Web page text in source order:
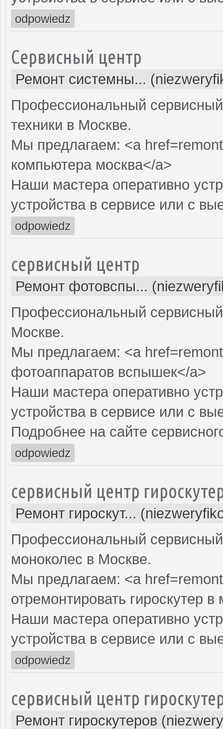
odpowiedz
Сервисный центр
Ремонт системны...
Профессиональный
техники в Москве.
Мы предлагаем: <a
компьютера москва</a>
Наши мастера оперативно
устройства в сервисе или с
odpowiedz
сервисный центр
Ремонт фотовспы...
Профессиональный
Москве.
Мы предлагаем: <a
фотоаппаратов вспышек</a>
Наши мастера оперативно
устройства в сервисе или с
Подробнее на сайте
odpowiedz
сервисный центр
Ремонт гироскут...
Профессиональный сервисный
моноколес в Москве.
Мы предлагаем: <a
отремонтировать гироскутер в
Наши мастера оперативно
устройства в сервисе или с
odpowiedz
сервисный центр
Ремонт гироскутеров